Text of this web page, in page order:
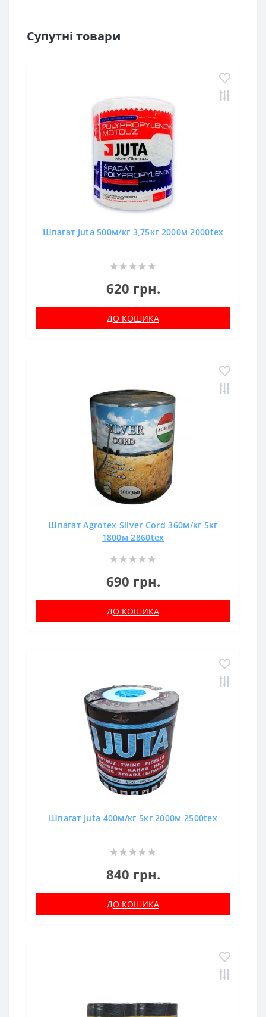
Супутні товари
Шпагат Juta 500м/кг 3,75кг 2000м 2000tex
620 грн.
ДО КОШИКА
Шпагат Agrotex Silver Cord 360м/кг 5кг
1800м 2860tex
690 грн.
ДО КОШИКА
Шпагат Juta 400м/кг 5кг 2000м 2500tex
840 грн.
ДО КОШИКА